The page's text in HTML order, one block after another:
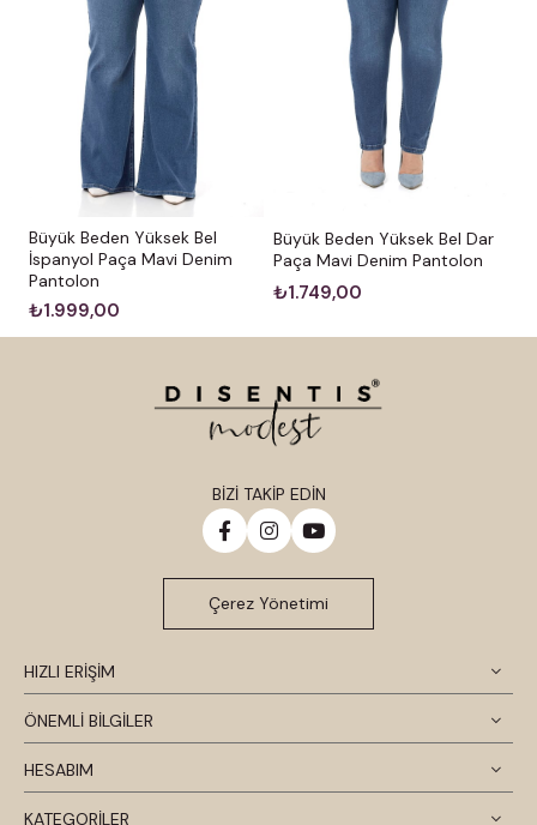
Büyük Beden Yüksek Bel
İspanyol Paça Mavi Denim
Pantolon
₺1.999,00
Büyük Beden Yüksek Bel Dar
Paça Mavi Denim Pantolon
₺1.749,00
HIZLI ERİŞİM
ÖNEMLİ BİLGİLER
HESABIM
KATEGORİLER
BİZİ TAKİP EDİN
Çerez Yönetimi